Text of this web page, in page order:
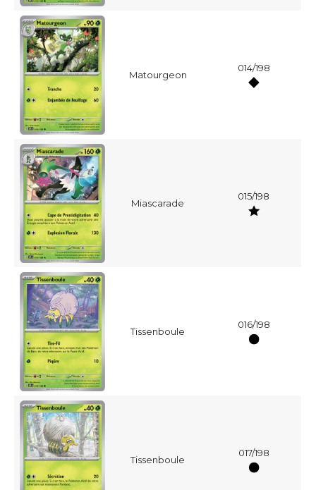
Matourgeon
014/198
Miascarade
015/198
Tissenboule
016/198
Tissenboule
017/198